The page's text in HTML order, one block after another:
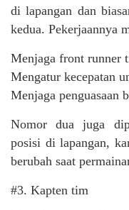
di lapangan dan
kedua. Pekerjaannya
Menjaga front runner
Mengatur kecepatan
Menjaga penguasaan
Nomor dua juga
posisi di lapangan,
berubah saat
#3. Kapten tim